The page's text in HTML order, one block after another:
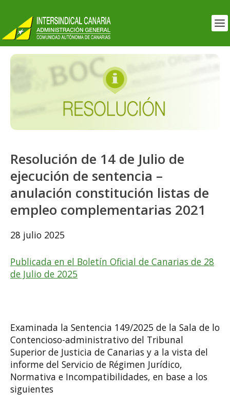
Resolución de 14 de Julio de
ejecución de sentencia –
anulación constitución listas de
empleo complementarias 2021
28 julio 2025
Publicada en el Boletín Oficial de Canarias de 28
de Julio de 2025
Examinada la Sentencia 149/2025 de la Sala de lo
Contencioso-administrativo del Tribunal
Superior de Justicia de Canarias y a la vista del
informe del Servicio de Régimen Jurídico,
Normativa e Incompatibilidades, en base a los
siguientes